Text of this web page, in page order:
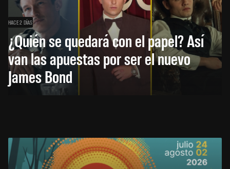
HACE 2 DÍAS
¿Quién se quedará con el papel? Así
van las apuestas por ser el nuevo
James Bond